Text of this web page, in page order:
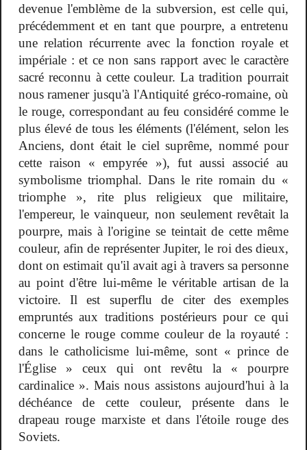
devenue l'emblème de la subversion, est celle qui,
précédemment et en tant que pourpre, a entretenu
une relation récurrente avec la fonction royale et
impériale : et ce non sans rapport avec le caractère
sacré reconnu à cette couleur. La tradition pourrait
nous ramener jusqu'à l'Antiquité gréco-romaine, où
le rouge, correspondant au feu considéré comme le
plus élevé de tous les éléments (l'élément, selon les
Anciens, dont était le ciel suprême, nommé pour
cette raison « empyrée »), fut aussi associé au
symbolisme triomphal. Dans le rite romain du «
triomphe », rite plus religieux que militaire,
l'empereur, le vainqueur, non seulement revêtait la
pourpre, mais à l'origine se teintait de cette même
couleur, afin de représenter Jupiter, le roi des dieux,
dont on estimait qu'il avait agi à travers sa personne
au point d'être lui-même le véritable artisan de la
victoire. Il est superflu de citer des exemples
empruntés aux traditions postérieurs pour ce qui
concerne le rouge comme couleur de la royauté :
dans le catholicisme lui-même, sont « prince de
l'Église » ceux qui ont revêtu la « pourpre
cardinalice ». Mais nous assistons aujourd'hui à la
déchéance de cette couleur, présente dans le
drapeau rouge marxiste et dans l'étoile rouge des
Soviets.